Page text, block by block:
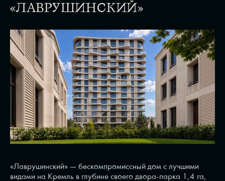
«ЛАВРУШИНСКИЙ»
«Лаврушинский» — бескомпромиссный дом с лучшими
видами на Кремль в глубине своего двора-парка 1,4 га,